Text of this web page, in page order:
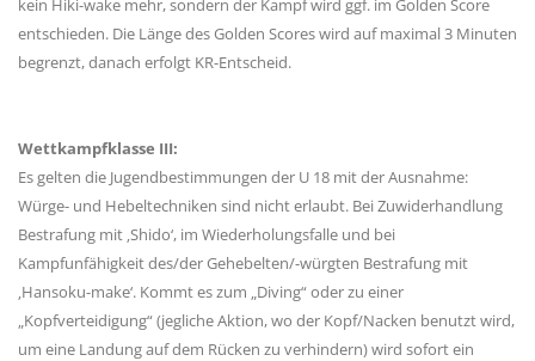
kein Hiki-wake mehr, sondern der Kampf wird ggf. im Golden Score
entschieden. Die Länge des Golden Scores wird auf maximal 3 Minuten
begrenzt, danach erfolgt KR-Entscheid.
Wettkampfklasse III:
Es gelten die Jugendbestimmungen der U 18 mit der Ausnahme:
Würge- und Hebeltechniken sind nicht erlaubt. Bei Zuwiderhandlung
Bestrafung mit ‚Shido‘, im Wiederholungsfalle und bei
Kampfunfähigkeit des/der Gehebelten/-würgten Bestrafung mit
‚Hansoku-make‘. Kommt es zum „Diving“ oder zu einer
„Kopfverteidigung“ (jegliche Aktion, wo der Kopf/Nacken benutzt wird,
um eine Landung auf dem Rücken zu verhindern) wird sofort ein